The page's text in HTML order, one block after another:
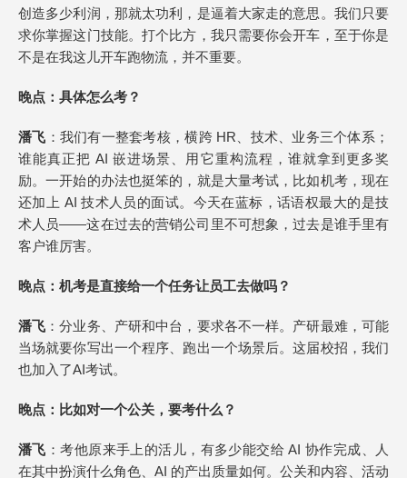
创造多少利润，那就太功利，是逼着大家走的意思。我们只要
求你掌握这门技能。打个比方，我只需要你会开车，至于你是
不是在我这儿开车跑物流，并不重要。
晚点 ：具体怎么考？
潘飞 ：我们有一整套考核，横跨 HR、技术、业务三个体系；
谁能真正把 AI 嵌进场景、用它重构流程，谁就拿到更多奖
励。一开始的办法也挺笨的，就是大量考试，比如机考，现在
还加上 AI 技术人员的面试。今天在蓝标，话语权最大的是技
术人员——这在过去的营销公司里不可想象，过去是谁手里有
客户谁厉害。
晚点 ： 机考是直接给一个任务让员工去做吗？
潘飞 ：分业务、产研和中台，要求各不一样。产研最难，可能
当场就要你写出一个程序、跑出一个场景后。这届校招，我们
也加入了AI考试。
晚点 ：比如对一个公关，要考什么？
潘飞 ：考他原来手上的活儿，有多少能交给 AI 协作完成、人
在其中扮演什么角色、AI 的产出质量如何。公关和内容、活动